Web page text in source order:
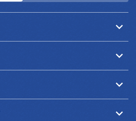
keyboard_arrow_down
keyboard_arrow_down
keyboard_arrow_down
keyboard_arrow_down